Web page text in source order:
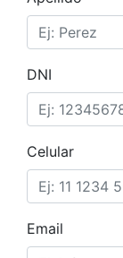
DNI
Celular
Email